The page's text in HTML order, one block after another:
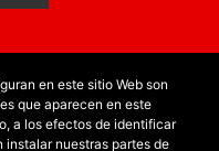
en este sitio Web son
que aparecen en este
a los efectos de identificar
instalar nuestras partes de